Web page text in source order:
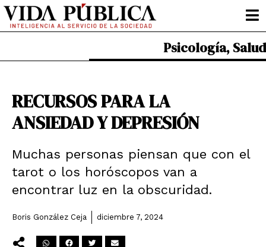
Ir
contenido
Psicología, Salud
RECURSOS PARA LA
ANSIEDAD Y DEPRESIÓN
Muchas personas piensan que con el
tarot o los horóscopos van a
encontrar luz en la obscuridad.
Boris González Ceja diciembre 7, 2024